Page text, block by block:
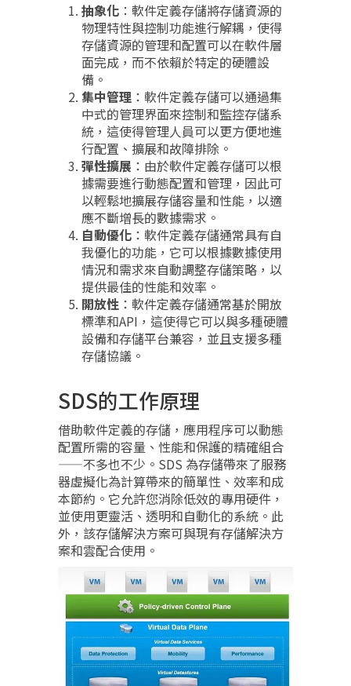
抽象化 ：軟件定義存儲將存儲資源的
物理特性與控制功能進行解耦，使得
存儲資源的管理和配置可以在軟件層
面完成，而不依賴於特定的硬體設
備。
集中管理 ：軟件定義存儲可以通過集
中式的管理界面來控制和監控存儲系
統，這使得管理人員可以更方便地進
行配置、擴展和故障排除。
彈性擴展 ：由於軟件定義存儲可以根
據需要進行動態配置和管理，因此可
以輕鬆地擴展存儲容量和性能，以適
應不斷增長的數據需求。
自動優化 ：軟件定義存儲通常具有自
我優化的功能，它可以根據數據使用
情況和需求來自動調整存儲策略，以
提供最佳的性能和效率。
開放性 ：軟件定義存儲通常基於開放
標準和API，這使得它可以與多種硬體
設備和存儲平台兼容，並且支援多種
存儲協議。
SDS的工作原理
借助軟件定義的存儲，應用程序可以動態
配置所需的容量、性能和保護的精確組合
——不多也不少。SDS 為存儲帶來了服務
器虛擬化為計算帶來的簡單性、效率和成
本節約。它允許您消除低效的專用硬件，
並使用更靈活、透明和自動化的系統。此
外，該存儲解決方案可與現有存儲解決方
案和雲配合使用。